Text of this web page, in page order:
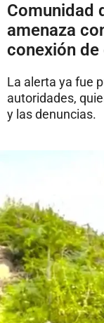
Comunidad
amenaza
conexión de
La alerta ya fue
autoridades,
y las denuncias.